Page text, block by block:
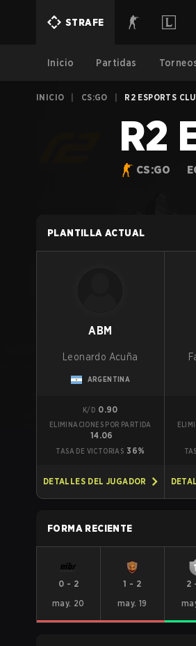
STRAFE
Inicio Partidas
INICIO CS:GO R2 ESPORTS
R2
CS:GO
PLANTILLA ACTUAL
ABM
Leonardo Acuña
ARGENTINA
K/D 0.90
ELIMINACIONES POR PARTIDA
14.06
TASA DE VICTORIAS 36%
DETALLES DEL JUGADOR
FORMA RECIENTE
0 - 2
may. 20
1 - 2
may. 19
2